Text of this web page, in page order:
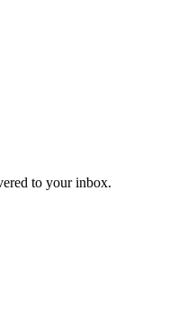
to your inbox.